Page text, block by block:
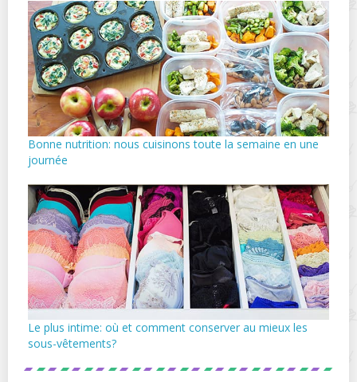
Bonne nutrition: nous cuisinons toute la semaine en une
journée
Le plus intime: où et comment conserver au mieux les
sous-vêtements?